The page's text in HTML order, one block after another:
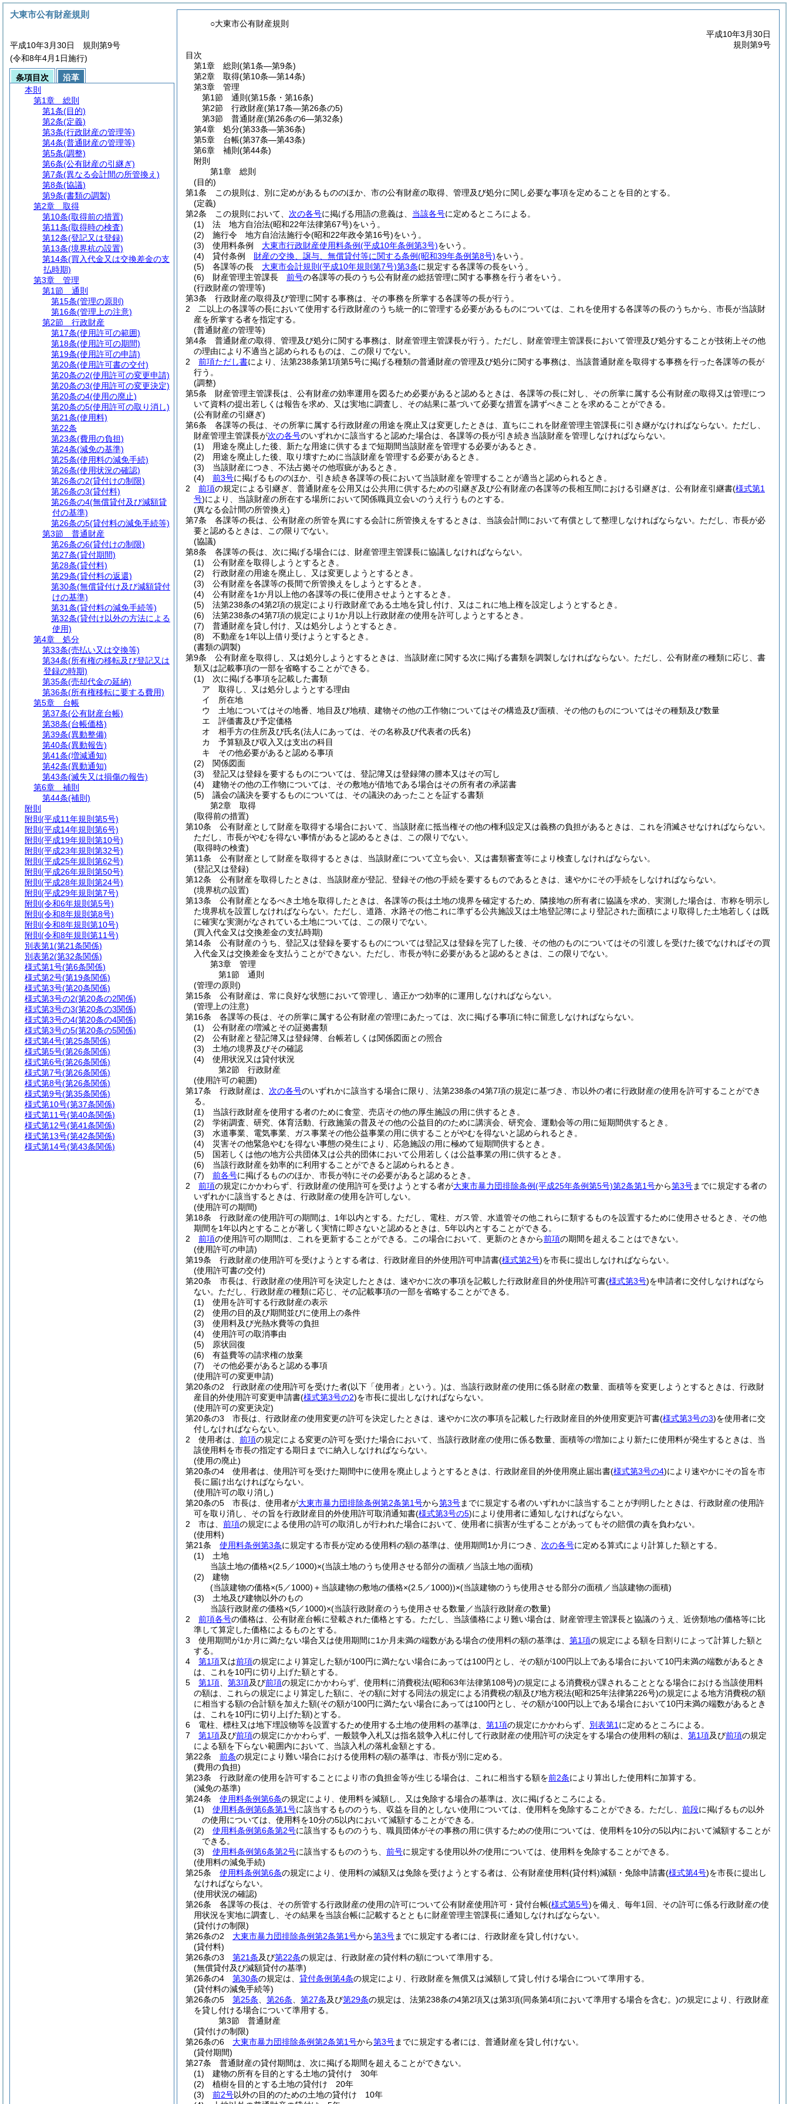
○大東市公有財産規則
平成10年3月30日
規則第9号
目次
第1章
総則 (第1条―第9条)
第2章
取得(第10条―第14条)
第3章
管理
第1節
通則 (第15条・第16条)
第2節
行政財産(第17条―第26条の5)
第3節
普通財産(第26条の6―第32条)
第4章
処分(第33条―第36条)
第5章
台帳(第37条―第43条)
第6章
補則 (第44条)
附則
第1章
総則
(目的)
第1条
この規則は、別に定めがあるもののほか、市の公有財産の取得、管理及び処分に関し必要な事項を定めることを目的とする。
(定義)
第2条
この規則において、 次の各号に掲げる用語の意義は、 当該各号に定めるところによる。
(1)
法 地方自治法(昭和22年法律第67号)をいう。
(2)
施行令 地方自治法施行令(昭和22年政令第16号)をいう。
(3)
使用料条例 大東市行政財産使用料条例(平成10年条例第3号)をいう。
(4)
貸付条例 財産の交換、譲与、無償貸付等に関する条例(昭和39年条例第8号)をいう。
(5)
各課等の長 大東市会計規則 (平成10年規則第7号)第3条に規定する各課等の長をいう。
(6)
財産管理主管課長 前号の各課等の長のうち公有財産の総括管理に関する事務を行う者をいう。
(行政財産の管理等)
第3条
行政財産の取得及び管理に関する事務は、その事務を所掌する各課等の長が行う。
2
二以上の各課等の長において使用する行政財産のうち統一的に管理する必要があるものについては、これを使用する各課等の長のうちから、市長が当該財
産を所掌する者を指定する。
(普通財産の管理等)
第4条
普通財産の取得、管理及び処分に関する事務は、財産管理主管課長が行う。 ただし、財産管理主管課長において管理及び処分することが技術上その他
の理由により不適当と認められるものは、この限りでない。
2
前項ただし書により、法第238条第1項第5号に掲げる種類の普通財産の管理及び処分に関する事務は、当該普通財産を取得する事務を行った各課等の長が
行う。
(調整)
第5条
財産管理主管課長は、公有財産の効率運用を図るため必要があると認めるときは、各課等の長に対し、その所掌に属する公有財産の取得又は管理につ
いて資料の提出若しくは報告を求め、又は実地に調査し、その結果に基づいて必要な措置を講ずべきことを求めることができる。
(公有財産の引継ぎ)
第6条
各課等の長は、その所掌に属する行政財産の用途を廃止又は変更したときは、直ちにこれを財産管理主管課長に引き継がなければならない。 ただし、
財産管理主管課長が次の各号のいずれかに該当すると認めた場合は、各課等の長が引き続き当該財産を管理しなければならない。
(1)
用途を廃止した後、新たな用途に供するまで短期間当該財産を管理する必要があるとき。
(2)
用途を廃止した後、取り壊すために当該財産を管理する必要があるとき。
(3)
当該財産につき、不法占拠その他瑕疵があるとき。
(4)
前3号に掲げるもののほか、引き続き各課等の長において当該財産を管理することが適当と認められるとき。
2
前項の規定による引継ぎ、普通財産を公用又は公共用に供するための引継ぎ及び公有財産の各課等の長相互間における引継ぎは、公有財産引継書(様式第1
号)により、当該財産の所在する場所において関係職員立会いのうえ行うものとする。
(異なる会計間の所管換え)
第7条
各課等の長は、公有財産の所管を異にする会計に所管換えをするときは、当該会計間において有償として整理しなければならない。 ただし、市長が必
要と認めるときは、この限りでない。
(協議)
第8条
各課等の長は、次に掲げる場合には、財産管理主管課長に協議しなければならない。
(1)
公有財産を取得しようとするとき。
(2)
行政財産の用途を廃止し、又は変更しようとするとき。
(3)
公有財産を各課等の長間で所管換えをしようとするとき。
(4)
公有財産を1か月以上他の各課等の長に使用させようとするとき。
(5)
法第238条の4第2項の規定により行政財産である土地を貸し付け、又はこれに地上権を設定しようとするとき。
(6)
法第238条の4第7項の規定により1か月以上行政財産の使用を許可しようとするとき。
(7)
普通財産を貸し付け、又は処分しようとするとき。
(8)
不動産を1年以上借り受けようとするとき。
(書類の調製)
第9条
公有財産を取得し、又は処分しようとするときは、当該財産に関する次に掲げる書類を調製しなければならない。 ただし、公有財産の種類に応じ、書
類又は記載事項の一部を省略することができる。
(1)
次に掲げる事項を記載した書類
ア
取得し、又は処分しようとする理由
イ
所在地
ウ
土地についてはその地番、地目及び地積、建物その他の工作物についてはその構造及び面積、その他のものについてはその種類及び数量
エ
評価書及び予定価格
オ
相手方の住所及び氏名(法人にあっては、その名称及び代表者の氏名)
カ
予算額及び収入又は支出の科目
キ
その他必要があると認める事項
(2)
関係図面
(3)
登記又は登録を要するものについては、登記簿又は登録簿の謄本又はその写し
(4)
建物その他の工作物については、その敷地が借地である場合はその所有者の承諾書
(5)
議会の議決を要するものについては、その議決のあったことを証する書類
第2章
取得
(取得前の措置)
第10条
公有財産として財産を取得する場合において、当該財産に抵当権その他の権利設定又は義務の負担があるときは、これを消滅させなければならない。
ただし、市長がやむを得ない事情があると認めるときは、この限りでない。
(取得時の検査)
第11条
公有財産として財産を取得するときは、当該財産について立ち会い、又は書類審査等により検査しなければならない。
(登記又は登録)
第12条
公有財産を取得したときは、当該財産が登記、登録その他の手続を要するものであるときは、速やかにその手続をしなければならない。
(境界杭の設置)
第13条
公有財産となるべき土地を取得したときは、各課等の長は土地の境界を確定するため、隣接地の所有者に協議を求め、実測した場合は、市称を明示し
た境界杭を設置しなければならない。 ただし、道路、水路その他これに準ずる公共施設又は土地登記簿により登記された面積により取得した土地若しくは既
に確実な実測がなされている土地については、この限りでない。
(買入代金又は交換差金の支払時期)
第14条
公有財産のうち、登記又は登録を要するものについては登記又は登録を完了した後、その他のものについてはその引渡しを受けた後でなければその買
入代金又は交換差金を支払うことができない。 ただし、市長が特に必要があると認めるときは、この限りでない。
第3章
管理
第1節
通則
(管理の原則)
第15条
公有財産は、常に良好な状態において管理し、適正かつ効率的に運用しなければならない。
(管理上の注意)
第16条
各課等の長は、その所掌に属する公有財産の管理にあたっては、次に掲げる事項に特に留意しなければならない。
(1)
公有財産の増減とその証拠書類
(2)
公有財産と登記簿又は登録簿、台帳若しくは関係図面との照合
(3)
土地の境界及びその確認
(4)
使用状況又は貸付状況
第2節
行政財産
(使用許可の範囲)
第17条
行政財産は、 次の各号のいずれかに該当する場合に限り、法第238条の4第7項の規定に基づき、市以外の者に行政財産の使用を許可することができ
る。
(1)
当該行政財産を使用する者のために食堂、売店その他の厚生施設の用に供するとき。
(2)
学術調査、研究、体育活動、行政施策の普及その他の公益目的のために講演会、研究会、運動会等の用に短期間供するとき。
(3)
水道事業、電気事業、ガス事業その他公益事業の用に供することがやむを得ないと認められるとき。
(4)
災害その他緊急やむを得ない事態の発生により、応急施設の用に極めて短期間供するとき。
(5)
国若しくは他の地方公共団体又は公共的団体において公用若しくは公益事業の用に供するとき。
(6)
当該行政財産を効率的に利用することができると認められるとき。
(7)
前各号に掲げるもののほか、市長が特にその必要があると認めるとき。
2
前項の規定にかかわらず、行政財産の使用許可を受けようとする者が大東市暴力団排除条例(平成25年条例第5号)第2条第1号から第3号までに規定する者の
いずれかに該当するときは、行政財産の使用を許可しない。
(使用許可の期間)
第18条
行政財産の使用許可の期間は、1年以内とする。 ただし、電柱、ガス管、水道管その他これらに類するものを設置するために使用させるとき、その他
期間を1年以内とすることが著しく実情に即さないと認めるときは、5年以内とすることができる。
2
前項の使用許可の期間は、これを更新することができる。 この場合において、更新のときから前項の期間を超えることはできない。
(使用許可の申請)
第19条
行政財産の使用許可を受けようとする者は、行政財産目的外使用許可申請書(様式第2号)を市長に提出しなければならない。
(使用許可書の交付)
第20条
市長は、行政財産の使用許可を決定したときは、速やかに次の事項を記載した行政財産目的外使用許可書(様式第3号)を申請者に交付しなければなら
ない。 ただし、行政財産の種類に応じ、その記載事項の一部を省略することができる。
(1)
使用を許可する行政財産の表示
(2)
使用の目的及び期間並びに使用上の条件
(3)
使用料及び光熱水費等の負担
(4)
使用許可の取消事由
(5)
原状回復
(6)
有益費等の請求権の放棄
(7)
その他必要があると認める事項
(使用許可の変更申請)
第20条の2
行政財産の使用許可を受けた者(以下「使用者」という。)は、当該行政財産の使用に係る財産の数量、面積等を変更しようとするときは、行政財
産目的外使用許可変更申請書(様式第3号の2)を市長に提出しなければならない。
(使用許可の変更決定)
第20条の3
市長は、行政財産の使用変更の許可を決定したときは、速やかに次の事項を記載した行政財産目的外使用変更許可書(様式第3号の3)を使用者に交
付しなければならない。
2
使用者は、 前項の規定による変更の許可を受けた場合において、当該行政財産の使用に係る数量、面積等の増加により新たに使用料が発生するときは、当
該使用料を市長の指定する期日までに納入しなければならない。
(使用の廃止)
第20条の4
使用者は、使用許可を受けた期間中に使用を廃止しようとするときは、行政財産目的外使用廃止届出書(様式第3号の4)により速やかにその旨を市
長に届け出なければならない。
(使用許可の取り消し)
第20条の5
市長は、使用者が大東市暴力団排除条例第2条第1号から第3号までに規定する者のいずれかに該当することが判明したときは、行政財産の使用許
可を取り消し、その旨を行政財産目的外使用許可取消通知書(様式第3号の5)により使用者に通知しなければならない。
2
市は、 前項の規定による使用の許可の取消しが行われた場合において、使用者に損害が生ずることがあってもその賠償の責を負わない。
(使用料)
第21条
使用料条例第3条に規定する市長が定める使用料の額の基準は、使用期間1か月につき、 次の各号に定める算式により計算した額とする。
(1)
土地
当該土地の価格×(2.5／1000)×(当該土地のうち使用させる部分の面積／当該土地の面積)
(2)
建物
(当該建物の価格×(5／1000) ＋当該建物の敷地の価格×(2.5／1000))×(当該建物のうち使用させる部分の面積／当該建物の面積)
(3)
土地及び建物以外のもの
当該行政財産の価格×(5／1000)×(当該行政財産のうち使用させる数量／当該行政財産の数量)
2
前項各号の価格は、公有財産台帳に登載された価格とする。 ただし、当該価格により難い場合は、財産管理主管課長と協議のうえ、近傍類地の価格等に比
準して算定した価格によるものとする。
3
使用期間が1か月に満たない場合又は使用期間に1か月未満の端数がある場合の使用料の額の基準は、 第1項の規定による額を日割りによって計算した額と
する。
4
第1項又は前項の規定により算定した額が100円に満たない場合にあっては100円とし、その額が100円以上である場合において10円未満の端数があるとき
は、これを10円に切り上げた額とする。
5
第1項 第3項及び前項の規定にかかわらず、使用料に消費税法(昭和63年法律第108号)の規定による消費税が課されることとなる場合における当該使用料
の額は、これらの規定により算定した額に、その額に対する同法の規定による消費税の額及び地方税法(昭和25年法律第226号)の規定による地方消費税の額
に相当する額の合計額を加えた額(その額が100円に満たない場合にあっては100円とし、その額が100円以上である場合において10円未満の端数があるとき
は、これを10円に切り上げた額)とする。
6
電柱、標柱又は地下埋設物等を設置するため使用する土地の使用料の基準は、 第1項の規定にかかわらず、 別表第1 に定めるところによる。
7
第1項及び前項の規定にかかわらず、一般競争入札又は指名競争入札に付して行政財産の使用許可の決定をする場合の使用料の額は、 第1項及び前項の規定
による額を下らない範囲内において、当該入札の落札金額とする。
第22条
前条の規定により難い場合における使用料の額の基準は、市長が別に定める。
(費用の負担)
第23条
行政財産の使用を許可することにより市の負担金等が生じる場合は、これに相当する額を前2条により算出した使用料に加算する。
(減免の基準)
第24条
使用料条例第6条の規定により、使用料を減額し、又は免除する場合の基準は、次に掲げるところによる。
(1)
使用料条例第6条第1号に該当するもののうち、収益を目的としない使用については、使用料を免除することができる。 ただし、 前段に掲げるもの以外
の使用については、使用料を10分の5以内において減額することができる。
(2)
使用料条例第6条第2号に該当するもののうち、職員団体がその事務の用に供するための使用については、使用料を10分の5以内において減額することが
できる。
(3)
使用料条例第6条第2号に該当するもののうち、 前号に規定する使用以外の使用については、使用料を免除することができる。
(使用料の減免手続)
第25条
使用料条例第6条の規定により、使用料の減額又は免除を受けようとする者は、公有財産使用料(貸付料)減額・免除申請書(様式第4号)を市長に提出し
なければならない。
(使用状況の確認)
第26条
各課等の長は、その所管する行政財産の使用の許可について公有財産使用許可・貸付台帳(様式第5号)を備え、毎年1回、その許可に係る行政財産の使
用状況を実地に調査し、その結果を当該台帳に記載するとともに財産管理主管課長に通知しなければならない。
(貸付けの制限)
第26条の2
大東市暴力団排除条例第2条第1号から第3号までに規定する者には、行政財産を貸し付けない。
(貸付料)
第26条の3
第21条及び第22条の規定は、行政財産の貸付料の額について準用する。
(無償貸付及び減額貸付の基準)
第26条の4
第30条の規定は、 貸付条例第4条の規定により、行政財産を無償又は減額して貸し付ける場合について準用する。
(貸付料の減免手続等)
第26条の5
第25条 第26条 第27条及び第29条の規定は、法第238条の4第2項又は第3項(同条第4項において準用する場合を含む。)の規定により、行政財産
を貸し付ける場合について準用する。
第3節
普通財産
(貸付けの制限)
第26条の6
大東市暴力団排除条例第2条第1号から第3号までに規定する者には、普通財産を貸し付けない。
(貸付期間)
第27条
普通財産の貸付期間は、次に掲げる期間を超えることができない。
(1)
建物の所有を目的とする土地の貸付け 30年
(2)
植樹を目的とする土地の貸付け 20年
(3)
前2号以外の目的のための土地の貸付け 10年
大東市公有財産規則
平成10年3月30日 規則第9号
(令和8年4月1日施行)
条項目次
沿革
本則
第1章
総則
第1条(目的)
第2条(定義)
第3条(行政財産の管理等)
第4条(普通財産の管理等)
第5条(調整)
第6条(公有財産の引継ぎ)
第7条(異なる会計間の所管換え)
第8条(協議)
第9条(書類の調製)
第2章
取得
第10条(取得前の措置)
第11条(取得時の検査)
第12条(登記又は登録)
第13条(境界杭の設置)
第14条(買入代金又は交換差金の支
払時期)
第3章
管理
第1節
通則
第15条(管理の原則)
第16条(管理上の注意)
第2節
行政財産
第17条(使用許可の範囲)
第18条(使用許可の期間)
第19条(使用許可の申請)
第20条(使用許可書の交付)
第20条の2(使用許可の変更申請)
第20条の3(使用許可の変更決定)
第20条の4(使用の廃止)
第20条の5(使用許可の取り消し)
第21条(使用料)
第22条
第23条(費用の負担)
第24条(減免の基準)
第25条(使用料の減免手続)
第26条(使用状況の確認)
第26条の2(貸付けの制限)
第26条の3(貸付料)
第26条の4(無償貸付及び減額貸
付の基準)
第26条の5(貸付料の減免手続等)
第3節
普通財産
第26条の6(貸付けの制限)
第27条(貸付期間)
第28条(貸付料)
第29条(貸付料の返還)
第30条(無償貸付け及び減額貸付
けの基準)
第31条(貸付料の減免手続等)
第32条(貸付け以外の方法による
使用)
第4章
処分
第33条(売払い又は交換等)
第34条(所有権の移転及び登記又は
登録の時期)
第35条(売却代金の延納)
第36条(所有権移転に要する費用)
第5章
台帳
第37条(公有財産台帳)
第38条(台帳価格)
第39条(異動整備)
第40条(異動報告)
第41条(増減通知)
第42条(異動通知)
第43条(滅失又は損傷の報告)
第6章
補則
第44条(補則)
附則
附則 (平成11年規則第5号)
附則 (平成14年規則第6号)
附則 (平成19年規則第10号)
附則 (平成23年規則第32号)
附則 (平成25年規則第62号)
附則 (平成26年規則第50号)
附則 (平成28年規則第24号)
附則 (平成29年規則第7号)
附則 (令和6年規則第5号)
附則 (令和8年規則第8号)
附則 (令和8年規則第10号)
附則 (令和8年規則第11号)
別表第1(第21条関係)
別表第2(第32条関係)
様式第1号(第6条関係)
様式第2号(第19条関係)
様式第3号(第20条関係)
様式第3号の2(第20条の2関係)
様式第3号の3(第20条の3関係)
様式第3号の4(第20条の4関係)
様式第3号の5(第20条の5関係)
様式第4号(第25条関係)
様式第5号(第26条関係)
様式第6号(第26条関係)
様式第7号(第26条関係)
様式第8号(第26条関係)
様式第9号(第35条関係)
様式第10号(第37条関係)
様式第11号(第40条関係)
様式第12号(第41条関係)
様式第13号(第42条関係)
様式第14号(第43条関係)